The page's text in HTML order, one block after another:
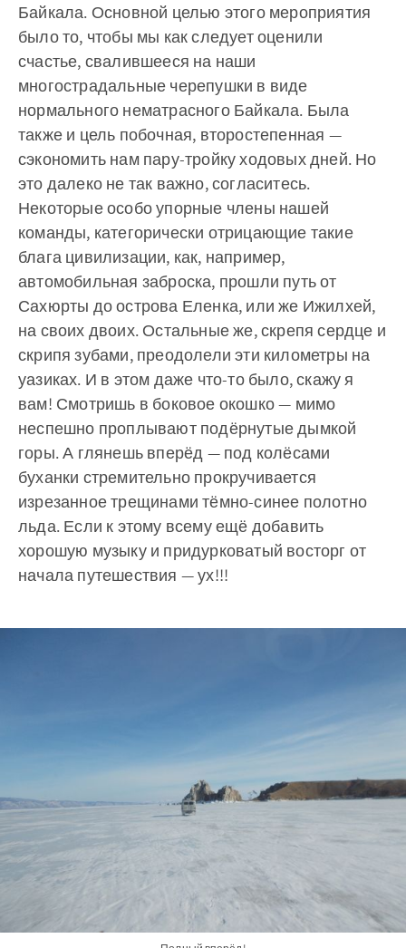
Байкала. Основной целью этого мероприятия
было то, чтобы мы как следует оценили
счастье, свалившееся на наши
многострадальные черепушки в виде
нормального нематрасного Байкала. Была
также и цель побочная, второстепенная —
сэкономить нам пару-тройку ходовых дней. Но
это далеко не так важно, согласитесь.
Некоторые особо упорные члены нашей
команды, категорически отрицающие такие
блага цивилизации, как, например,
автомобильная заброска, прошли путь от
Сахюрты до острова Еленка, или же Ижилхей,
на своих двоих. Остальные же, скрепя сердце и
скрипя зубами, преодолели эти километры на
уазиках. И в этом даже что-то было, скажу я
вам! Смотришь в боковое окошко — мимо
неспешно проплывают подёрнутые дымкой
горы. А глянешь вперёд — под колёсами
буханки стремительно прокручивается
изрезанное трещинами тёмно-синее полотно
льда. Если к этому всему ещё добавить
хорошую музыку и придурковатый восторг от
начала путешествия — ух!!!